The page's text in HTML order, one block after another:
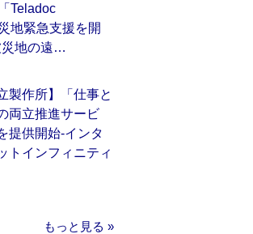
Teladoc
地緊急支援を開
災地の遠…
製作所】「仕事と
両立推進サービ
提供開始‐インタ
トインフィニティ
もっと見る »